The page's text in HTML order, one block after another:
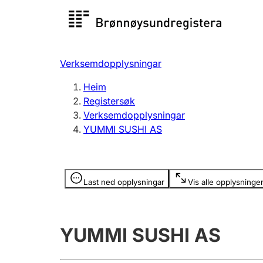
Registersøk
Registrere, endre, slette
Verksemdopplysningar
Heim
Registersøk
Verksemdopplysningar
YUMMI SUSHI AS
Last ned opplysningar Vis alle opplysninger
Opplysninger er skjult
YUMMI SUSHI AS